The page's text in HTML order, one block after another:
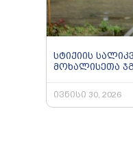
სტიქიის
მოხალისეთა
ივნისი 30, 2026